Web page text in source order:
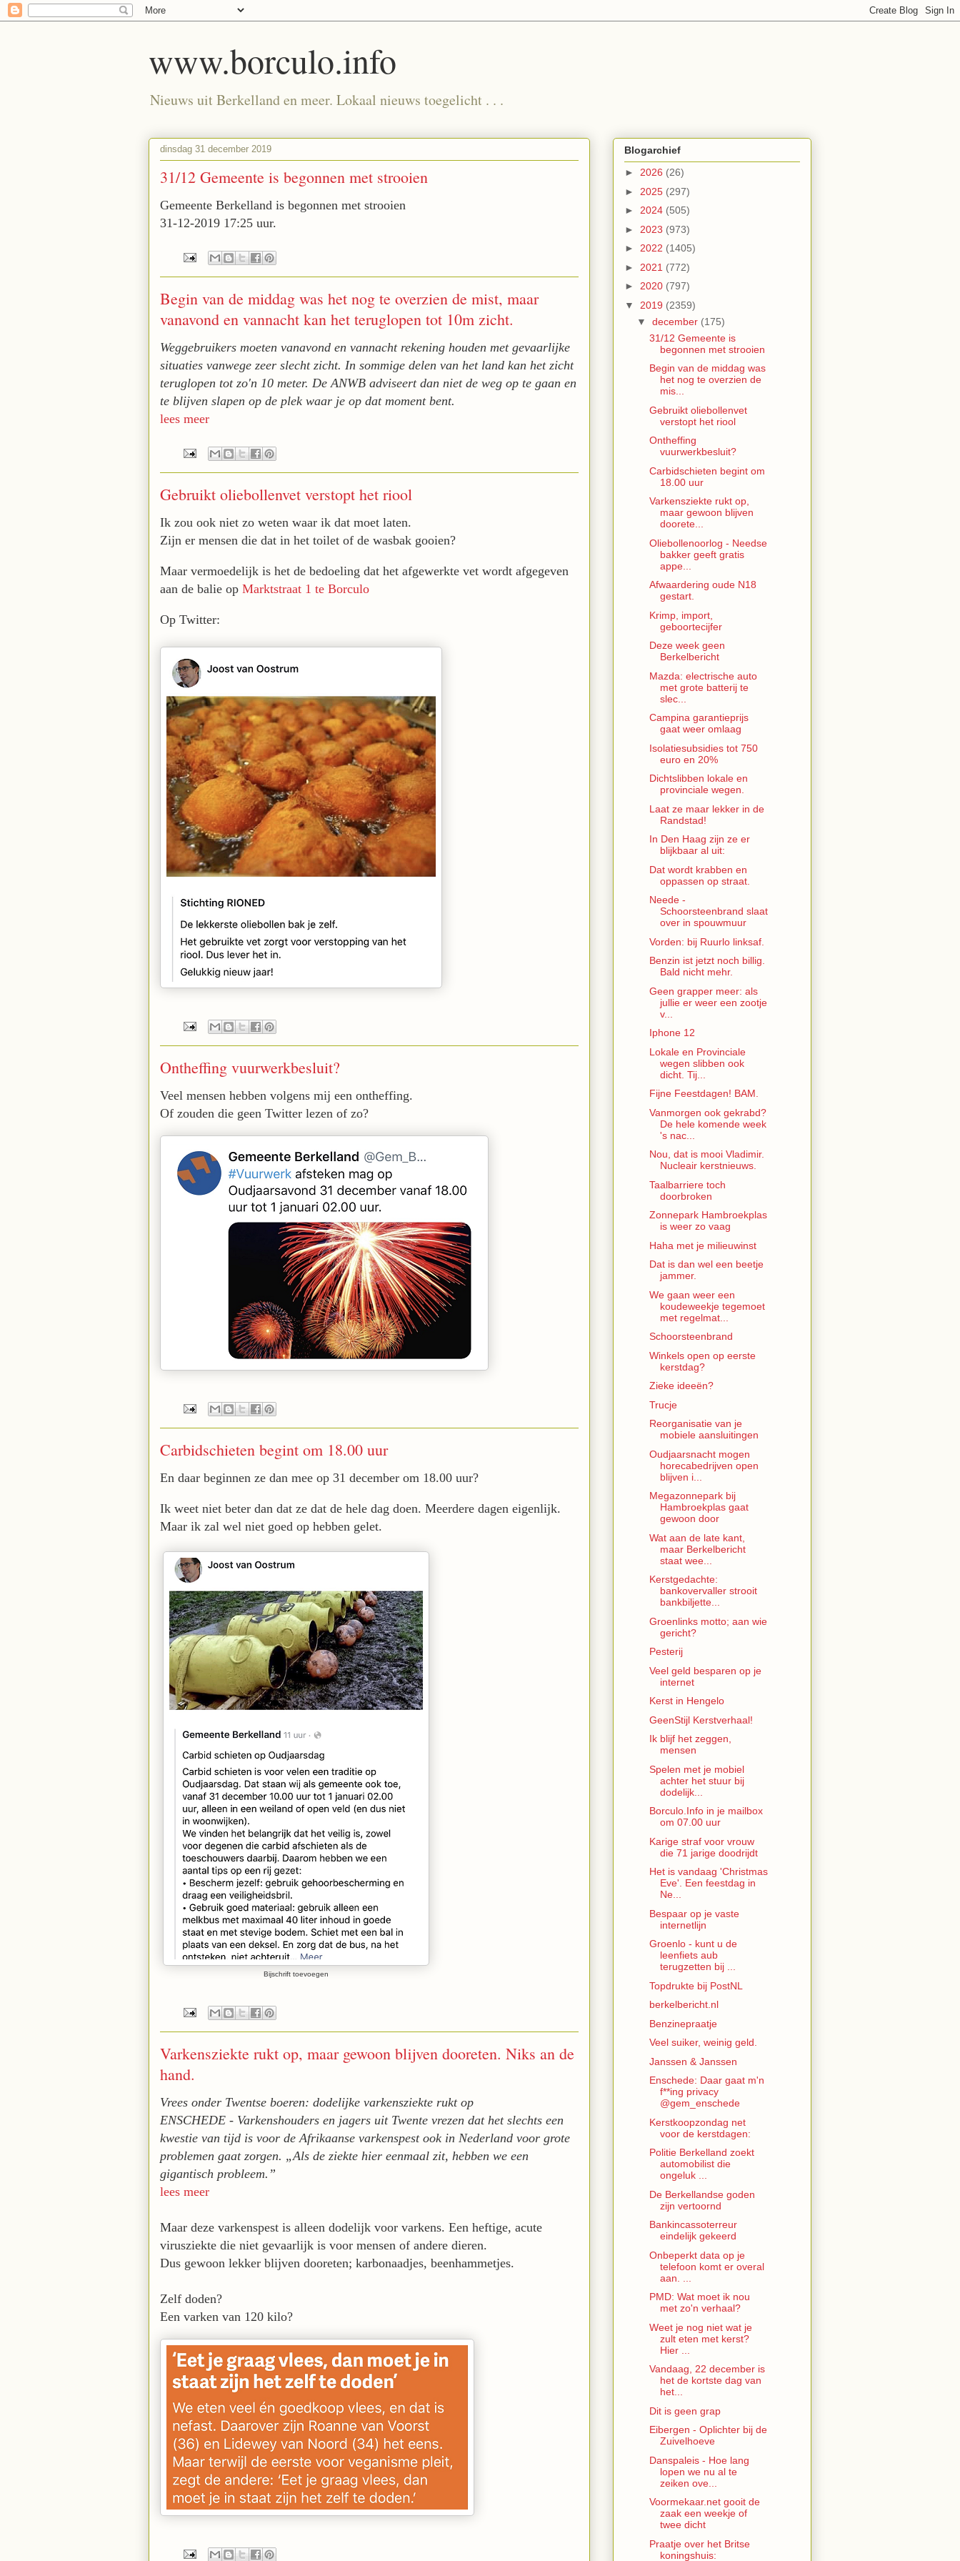
www.borculo.info
Nieuws uit Berkelland en meer. Lokaal nieuws toegelicht . . .
dinsdag 31 december 2019
31/12 Gemeente is begonnen met strooien
Gemeente Berkelland is begonnen met strooien
31-12-2019 17:25 uur.
Begin van de middag was het nog te overzien de mist, maar
vanavond en vannacht kan het teruglopen tot 10m zicht.
Weggebruikers moeten vanavond en vannacht rekening houden met gevaarlijke
situaties vanwege zeer slecht zicht. In sommige delen van het land kan het zicht
teruglopen tot zo'n 10 meter. De ANWB adviseert dan niet de weg op te gaan en
te blijven slapen op de plek waar je op dat moment bent.
lees meer
Gebruikt oliebollenvet verstopt het riool
Ik zou ook niet zo weten waar ik dat moet laten.
Zijn er mensen die dat in het toilet of de wasbak gooien?
Maar vermoedelijk is het de bedoeling dat het afgewerkte vet wordt afgegeven
aan de balie op Marktstraat 1 te Borculo
Op Twitter:
Ontheffing vuurwerkbesluit?
Veel mensen hebben volgens mij een ontheffing.
Of zouden die geen Twitter lezen of zo?
Carbidschieten begint om 18.00 uur
En daar beginnen ze dan mee op 31 december om 18.00 uur?
Ik weet niet beter dan dat ze dat de hele dag doen. Meerdere dagen eigenlijk.
Maar ik zal wel niet goed op hebben gelet.
Bijschrift toevoegen
Varkensziekte rukt op, maar gewoon blijven dooreten. Niks an de
hand.
Vrees onder Twentse boeren: dodelijke varkensziekte rukt op
ENSCHEDE - Varkenshouders en jagers uit Twente vrezen dat het slechts een
kwestie van tijd is voor de Afrikaanse varkenspest ook in Nederland voor grote
problemen gaat zorgen. „Als de ziekte hier eenmaal zit, hebben we een
gigantisch probleem.”
lees meer
Maar deze varkenspest is alleen dodelijk voor varkens. Een heftige, acute
virusziekte die niet gevaarlijk is voor mensen of andere dieren.
Dus gewoon lekker blijven dooreten; karbonaadjes, beenhammetjes.
Zelf doden?
Een varken van 120 kilo?
Blogarchief
► 2026 (26)
► 2025 (297)
► 2024 (505)
► 2023 (973)
► 2022 (1405)
► 2021 (772)
► 2020 (797)
▼ 2019 (2359)
▼ december (175)
31/12 Gemeente is
begonnen met strooien
Begin van de middag was
het nog te overzien de
mis...
Gebruikt oliebollenvet
verstopt het riool
Ontheffing
vuurwerkbesluit?
Carbidschieten begint om
18.00 uur
Varkensziekte rukt op,
maar gewoon blijven
doorete...
Oliebollenoorlog - Needse
bakker geeft gratis
appe...
Afwaardering oude N18
gestart.
Krimp, import,
geboortecijfer
Deze week geen
Berkelbericht
Mazda: electrische auto
met grote batterij te
slec...
Campina garantieprijs
gaat weer omlaag
Isolatiesubsidies tot 750
euro en 20%
Dichtslibben lokale en
provinciale wegen.
Laat ze maar lekker in de
Randstad!
In Den Haag zijn ze er
blijkbaar al uit:
Dat wordt krabben en
oppassen op straat.
Neede -
Schoorsteenbrand slaat
over in spouwmuur
Vorden: bij Ruurlo linksaf.
Benzin ist jetzt noch billig.
Bald nicht mehr.
Geen grapper meer: als
jullie er weer een zootje
v...
Iphone 12
Lokale en Provinciale
wegen slibben ook
dicht. Tij...
Fijne Feestdagen! BAM.
Vanmorgen ook gekrabd?
De hele komende week
's nac...
Nou, dat is mooi Vladimir.
Nucleair kerstnieuws.
Taalbarriere toch
doorbroken
Zonnepark Hambroekplas
is weer zo vaag
Haha met je milieuwinst
Dat is dan wel een beetje
jammer.
We gaan weer een
koudeweekje tegemoet
met regelmat...
Schoorsteenbrand
Winkels open op eerste
kerstdag?
Zieke ideeën?
Trucje
Reorganisatie van je
mobiele aansluitingen
Oudjaarsnacht mogen
horecabedrijven open
blijven i...
Megazonnepark bij
Hambroekplas gaat
gewoon door
Wat aan de late kant,
maar Berkelbericht
staat wee...
Kerstgedachte:
bankovervaller strooit
bankbiljette...
Groenlinks motto; aan wie
gericht?
Pesterij
Veel geld besparen op je
internet
Kerst in Hengelo
GeenStijl Kerstverhaal!
Ik blijf het zeggen,
mensen
Spelen met je mobiel
achter het stuur bij
dodelijk...
Borculo.Info in je mailbox
om 07.00 uur
Karige straf voor vrouw
die 71 jarige doodrijdt
Het is vandaag 'Christmas
Eve'. Een feestdag in
Ne...
Bespaar op je vaste
internetlijn
Groenlo - kunt u de
leenfiets aub
terugzetten bij ...
Topdrukte bij PostNL
berkelbericht.nl
Benzinepraatje
Veel suiker, weinig geld.
Janssen & Janssen
Enschede: Daar gaat m'n
f**ing privacy
@gem_enschede
Kerstkoopzondag net
voor de kerstdagen:
Politie Berkelland zoekt
automobilist die
ongeluk ...
De Berkellandse goden
zijn vertoornd
Bankincassoterreur
eindelijk gekeerd
Onbeperkt data op je
telefoon komt er overal
aan. ...
PMD: Wat moet ik nou
met zo'n verhaal?
Weet je nog niet wat je
zult eten met kerst?
Hier ...
Vandaag, 22 december is
het de kortste dag van
het...
Dit is geen grap
Eibergen - Oplichter bij de
Zuivelhoeve
Danspaleis - Hoe lang
lopen we nu al te
zeiken ove...
Voormekaar.net gooit de
zaak een weekje of
twee dicht
Praatje over het Britse
koningshuis: